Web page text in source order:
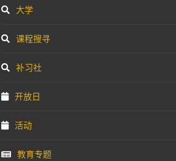
大学
课程搜寻
补习社
开放日
活动
教育专题